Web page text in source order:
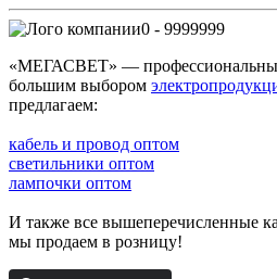
0 - 9999999
«МЕГАСВЕТ» —
большим выбором
предлагаем:
кабель и провод оптом
светильники оптом
лампочки оптом
И также все вышеперечисленные
мы продаем в розницу!